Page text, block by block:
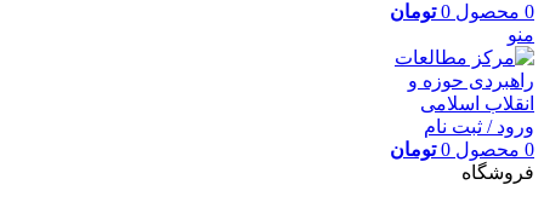
0 محصول 0 تومان
منو
ورود / ثبت نام
0 محصول 0 تومان
فروشگاه